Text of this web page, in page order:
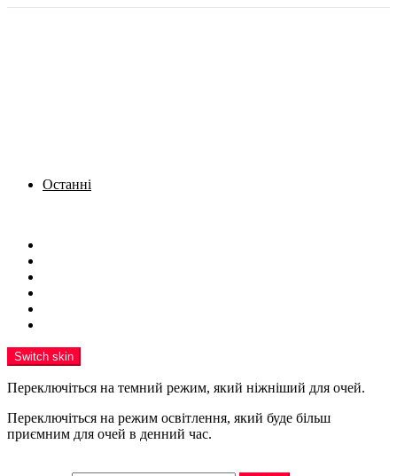
Останні
Switch skin
Переключіться на темний режим, який ніжніший для очей.
Переключіться на режим освітлення, який буде більш
приємним для очей в денний час.